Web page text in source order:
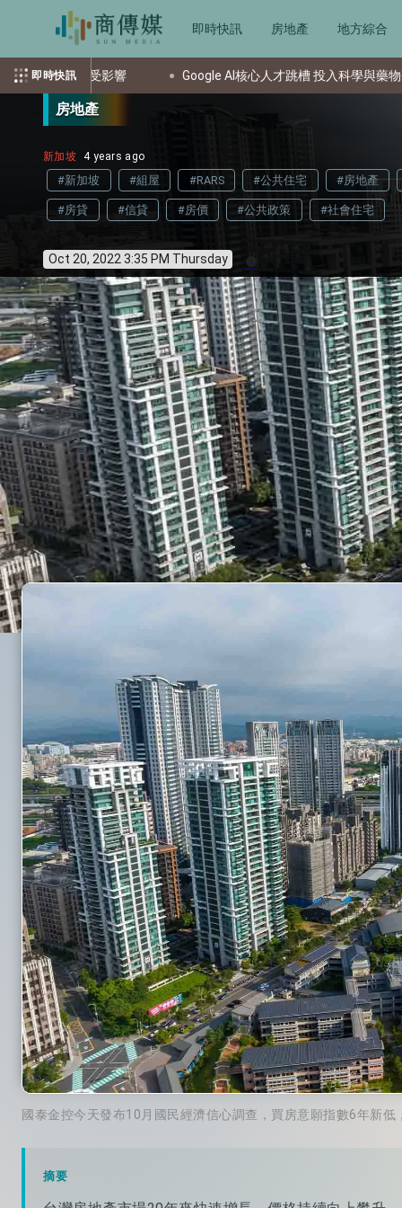
即時快訊 房地產 地方綜合
即時快訊
AI核心人才跳槽 投入科學與藥物研發新創 提升效率降風
房地產
新加坡 4 years ago
#新加坡 #組屋 #RARS #公共住宅 #房地產
#房貸 #信貸 #房價 #公共政策 #社會住宅
Oct 20, 2022 3:35 PM Thursday info
國泰金控今天發布10月國民經濟信心調查，買房意願指數6年新
摘要